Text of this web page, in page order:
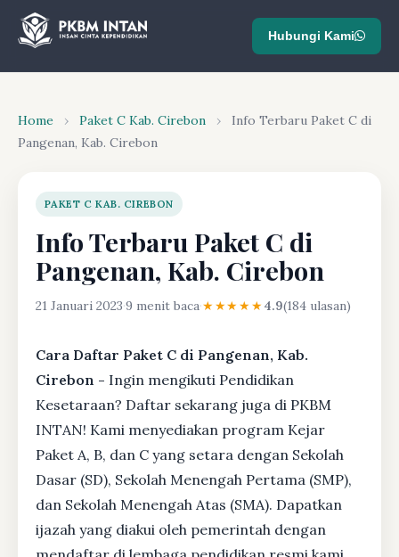
Hubungi Kami
Home › Paket C Kab. Cirebon ›
Info Terbaru Paket C di
Pangenan, Kab. Cirebon
PAKET C KAB. CIREBON
Info Terbaru Paket C di
Pangenan, Kab. Cirebon
21 Januari 2023·9 menit baca·★★★★★4.9(184 ulasan)
Cara Daftar Paket C di Pangenan, Kab.
Cirebon - Ingin mengikuti Pendidikan
Kesetaraan? Daftar sekarang juga di PKBM
INTAN! Kami menyediakan program Kejar
Paket A, B, dan C yang setara dengan Sekolah
Dasar (SD), Sekolah Menengah Pertama (SMP),
dan Sekolah Menengah Atas (SMA). Dapatkan
ijazah yang diakui oleh pemerintah dengan